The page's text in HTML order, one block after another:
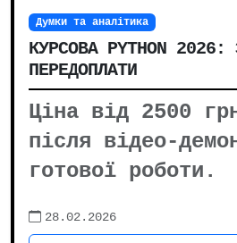
Думки та аналітика
КУРСОВА PYTHON
ПЕРЕДОПЛАТИ
Ціна від 2500
після відео-
готової роботи.
28.02.2026